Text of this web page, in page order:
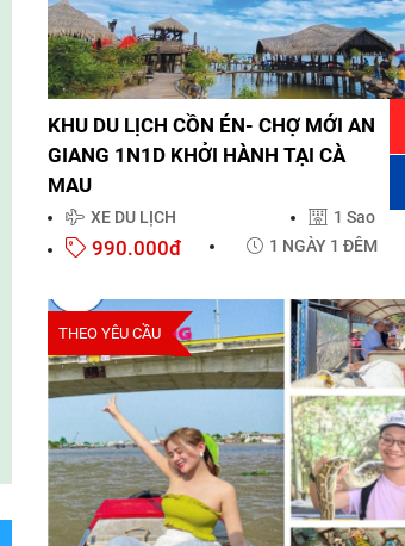
KHU DU LỊCH CỒN ÉN- CHỢ MỚI AN
GIANG 1N1D KHỞI HÀNH TẠI CÀ
MAU
XE DU LỊCH 1 Sao
990.000đ 1 NGÀY 1 ĐÊM
THEO YÊU CẦU